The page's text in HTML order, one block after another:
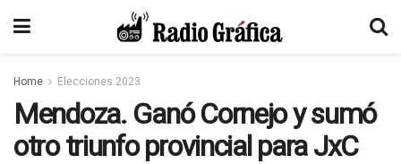
Home Elecciones 2023
Mendoza. Ganó Cornejo y sumó
otro triunfo provincial para JxC